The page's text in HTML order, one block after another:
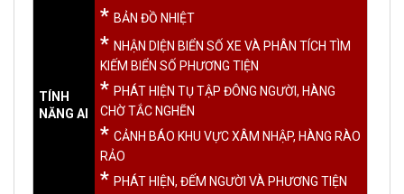
TÍNH
NĂNG AI
* BẢN ĐỒ NHIỆT
* NHẬN DIỆN BIỂN SỐ XE VÀ PHÂN TÍCH TÌM
KIẾM BIỂN SỐ PHƯƠNG TIỆN
* PHÁT HIỆN TỤ TẬP ĐÔNG NGƯỜI, HÀNG
CHỜ TẮC NGHẼN
* CẢNH BÁO KHU VỰC XÂM NHẬP, HÀNG RÀO
RẢO
* PHÁT HIỆN, ĐẾM NGƯỜI VÀ PHƯƠNG TIỆN